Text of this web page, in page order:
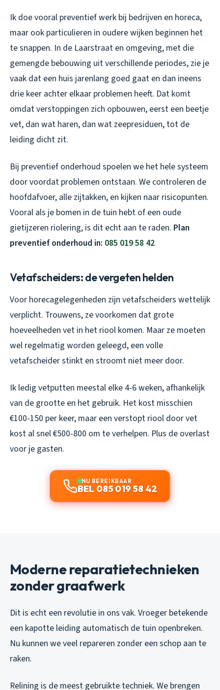
Ik doe vooral preventief werk bij bedrijven en horeca,
maar ook particulieren in oudere wijken beginnen het
te snappen. In de Laarstraat en omgeving, met die
gemengde bebouwing uit verschillende periodes, zie je
vaak dat een huis jarenlang goed gaat en dan ineens
drie keer achter elkaar problemen heeft. Dat komt
omdat verstoppingen zich opbouwen, eerst een beetje
vet, dan wat haren, dan wat zeepresiduen, tot de
leiding dicht zit.
Bij preventief onderhoud spoelen we het hele systeem
door voordat problemen ontstaan. We controleren de
hoofdafvoer, alle zijtakken, en kijken naar risicopunten.
Vooral als je bomen in de tuin hebt of een oude
gietijzeren riolering, is dit echt aan te raden. Plan
preventief onderhoud in: 085 019 58 42
Vetafscheiders: de vergeten helden
Voor horecagelegenheden zijn vetafscheiders wettelijk
verplicht. Trouwens, ze voorkomen dat grote
hoeveelheden vet in het riool komen. Maar ze moeten
wel regelmatig worden geleegd, een volle
vetafscheider stinkt en stroomt niet meer door.
Ik ledig vetputten meestal elke 4-6 weken, afhankelijk
van de grootte en het gebruik. Het kost misschien
€100-150 per keer, maar een verstopt riool door vet
kost al snel €500-800 om te verhelpen. Plus de overlast
voor je gasten.
NU BEREIKBAAR
BEL 085 019 58 42
Moderne reparatietechnieken
zonder graafwerk
Dit is echt een revolutie in ons vak. Vroeger betekende
een kapotte leiding automatisch de tuin openbreken.
Nu kunnen we veel repareren zonder een schop aan te
raken.
Relining is de meest gebruikte techniek. We brengen